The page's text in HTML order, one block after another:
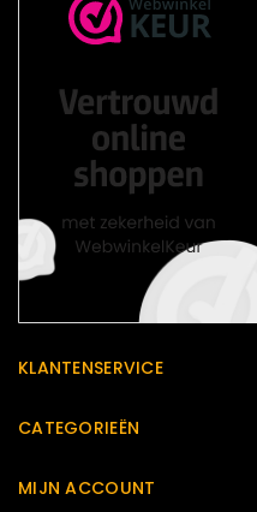
KLANTENSERVICE
CATEGORIEËN
MIJN ACCOUNT